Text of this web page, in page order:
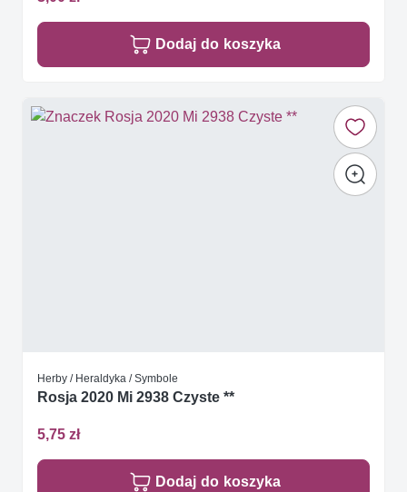
Dodaj do koszyka
Herby / Heraldyka / Symbole
Rosja 2020 Mi 2938 Czyste **
5,75 zł
Dodaj do koszyka